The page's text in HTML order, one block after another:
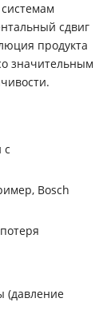
сдвиг
продукта
значительным
с
Bosch
(давление